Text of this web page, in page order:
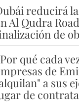
reducirá
Al Qudra
de
qué cada
de
a sus
de